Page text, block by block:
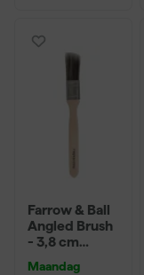
Farrow & Ball
Angled Brush
- 3,8 cm
Maandag